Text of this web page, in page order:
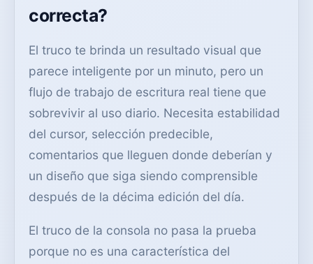
correcta?
El truco te brinda un resultado visual que
parece inteligente por un minuto, pero un
flujo de trabajo de escritura real tiene que
sobrevivir al uso diario. Necesita estabilidad
del cursor, selección predecible,
comentarios que lleguen donde deberían y
un diseño que siga siendo comprensible
después de la décima edición del día.
El truco de la consola no pasa la prueba
porque no es una característica del